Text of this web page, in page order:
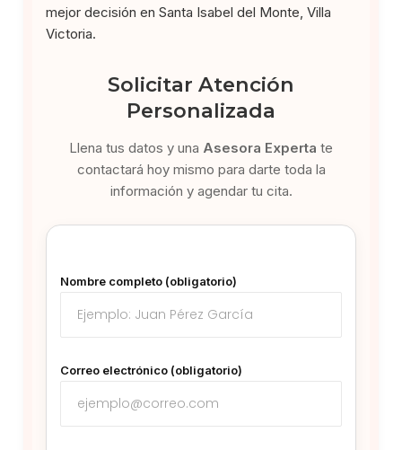
mejor decisión en Santa Isabel del Monte, Villa
Victoria.
Solicitar Atención
Personalizada
Llena tus datos y una Asesora Experta te
contactará hoy mismo para darte toda la
información y agendar tu cita.
Nombre completo (obligatorio)
Correo electrónico (obligatorio)